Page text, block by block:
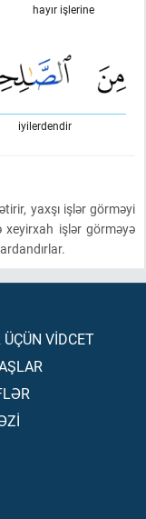
hayır işlerine
iyilerdendir
yaxşı işlər görməyi
işlər görməyə
VİDCET